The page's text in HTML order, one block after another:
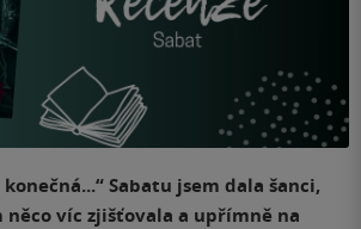
Sabatu jsem dala šanci,
něco víc zjišťovala a upřímně na